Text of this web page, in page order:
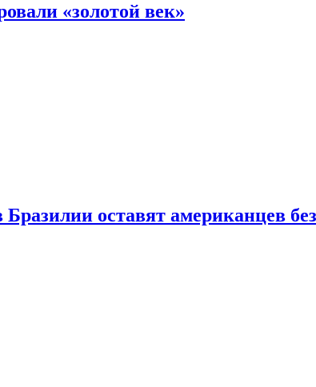
«золотой век»
оставят американцев